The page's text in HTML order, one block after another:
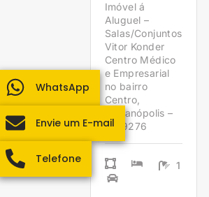
Imóvel á
Aluguel –
Salas/Conjuntos
Vitor Konder
Centro Médico
e Empresarial
no bairro
Centro,
Florianópolis –
1959276
1
WhatsApp
Envie um E-mail
Telefone